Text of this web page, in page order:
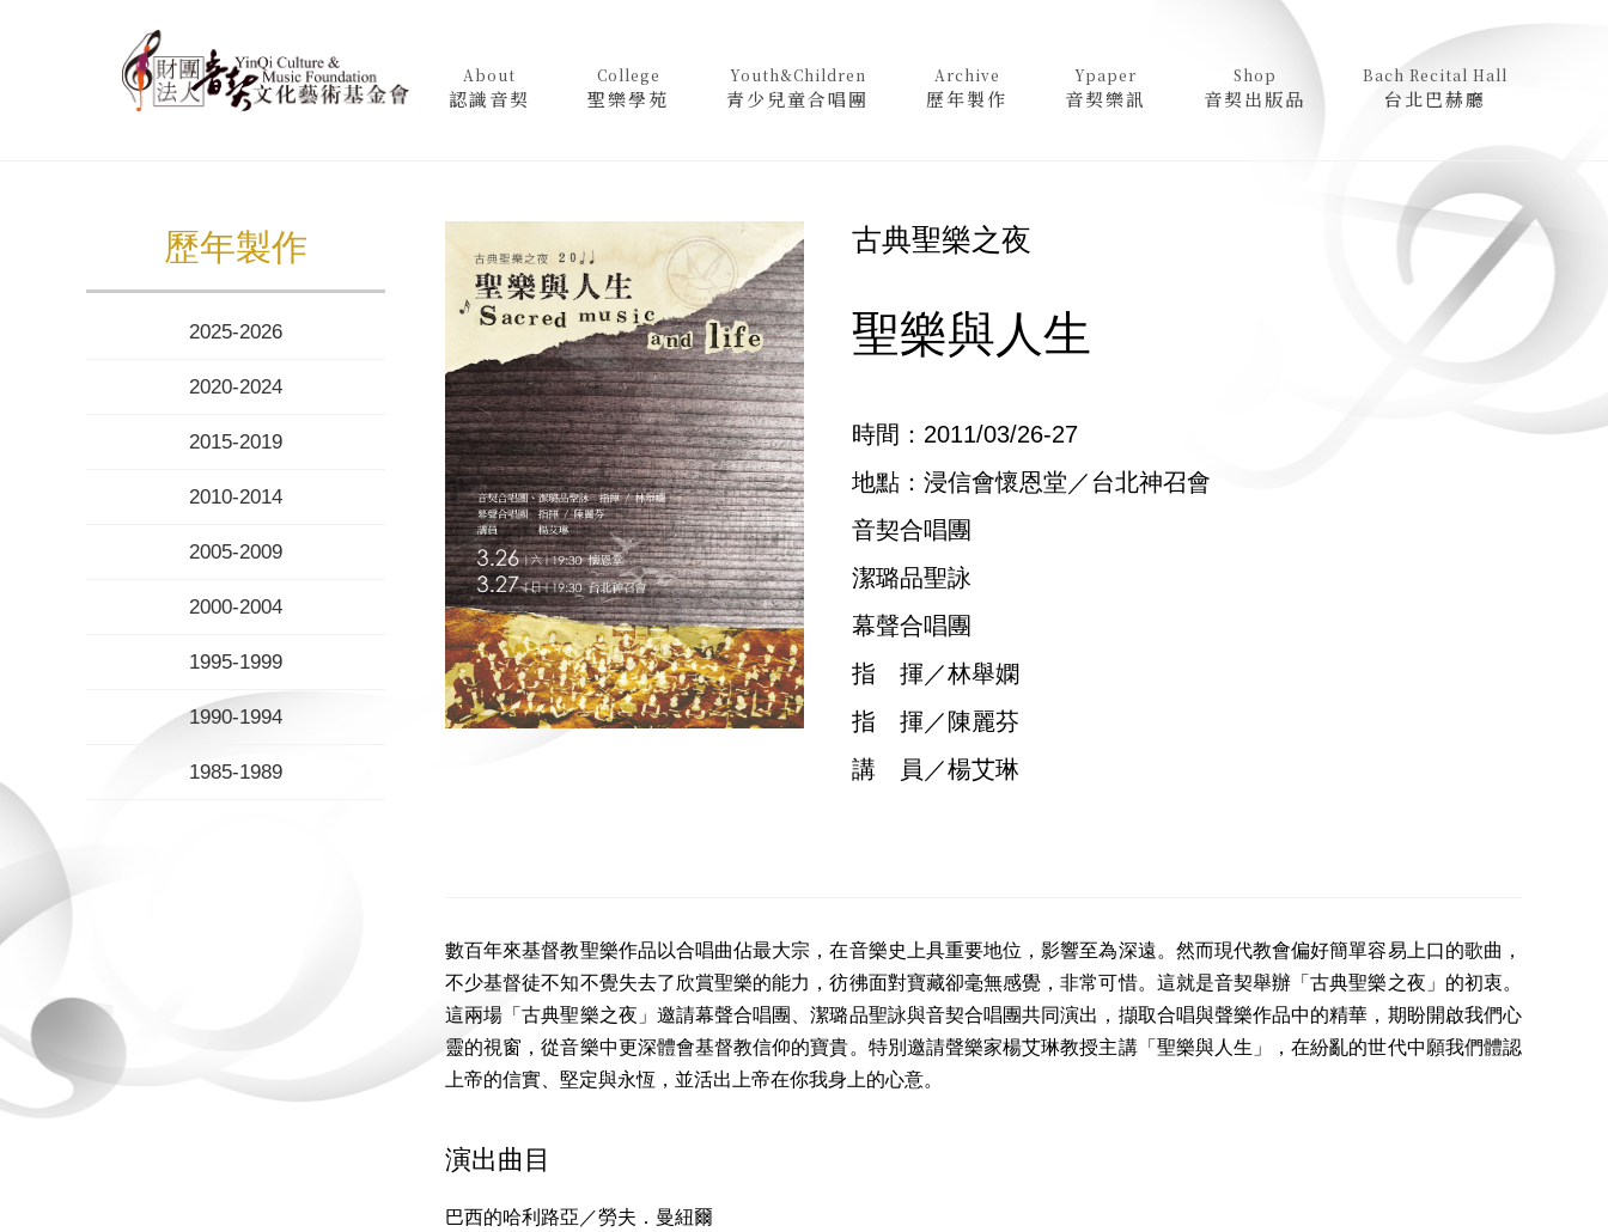
About
認識音契
College
聖樂學苑
Youth&Children
青少兒童合唱團
Archive
歷年製作
Ypaper
音契樂訊
Shop
音契出版品
Bach Recital Hall
台北巴赫廳
歷年製作
2025-2026
2020-2024
2015-2019
2010-2014
2005-2009
2000-2004
1995-1999
1990-1994
1985-1989
古典聖樂之夜
聖樂與人生
時間：2011/03/26-27
地點：浸信會懷恩堂／台北神召會
音契合唱團
潔璐品聖詠
幕聲合唱團
指 揮／林舉嫻
指 揮／陳麗芬
講 員／楊艾琳
數百年來基督教聖樂作品以合唱曲佔最大宗，在音樂史上具重要地位，影響至為深遠。然而現代教會偏好簡單容易上口的歌曲，
不少基督徒不知不覺失去了欣賞聖樂的能力，彷彿面對寶藏卻毫無感覺，非常可惜。這就是音契舉辦「古典聖樂之夜」的初衷。
這兩場「古典聖樂之夜」邀請幕聲合唱團、潔璐品聖詠與音契合唱團共同演出，擷取合唱與聲樂作品中的精華，期盼開啟我們心
靈的視窗，從音樂中更深體會基督教信仰的寶貴。特別邀請聲樂家楊艾琳教授主講「聖樂與人生」，在紛亂的世代中願我們體認
上帝的信實、堅定與永恆，並活出上帝在你我身上的心意。
演出曲目
巴西的哈利路亞／勞夫．曼紐爾